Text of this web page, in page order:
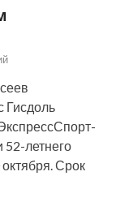
Гисдоль
52-летнего
Срок